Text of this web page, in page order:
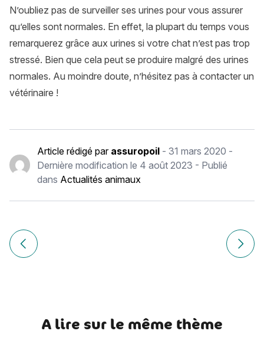
N’oubliez pas de surveiller ses urines pour vous assurer
qu’elles sont normales. En effet, la plupart du temps vous
remarquerez grâce aux urines si votre chat n’est pas trop
stressé. Bien que cela peut se produire malgré des urines
normales. Au moindre doute, n’hésitez pas à contacter un
vétérinaire !
Article rédigé par assuropoil -31 mars 2020 -
Dernière modification le 4 août 2023 - Publié
dans Actualités animaux
Navigation
de
Article précédent Coronavirus : Comment bien gérer leArticle
A lire sur le même thème